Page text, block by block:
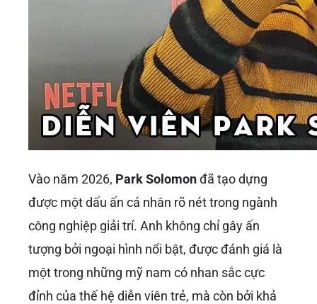
Vào năm 2026, Park Solomonđã tạo dựng
được một dấu ấn cá nhân rõ nét trong ngành
công nghiệp giải trí. Anh không chỉ gây ấn
tượng bởi ngoại hình nổi bật, được đánh giá là
một trong những mỹ nam có nhan sắc cực
đỉnh của thế hệ diễn viên trẻ, mà còn bởi khả